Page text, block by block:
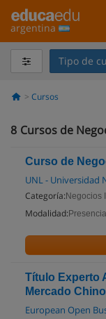
argentina
Tipo de
Cursos
8 Cursos de
Curso de
UNL - Universidad
Categoría: Negocios
Modalidad: Presencial
Título Experto
Mercado Chino
European Open